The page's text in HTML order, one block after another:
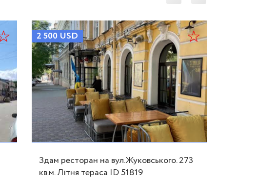
2 500 USD
Здам ресторан на вул.Жуковського. 273
кв.м. Літня тераса ID 51819